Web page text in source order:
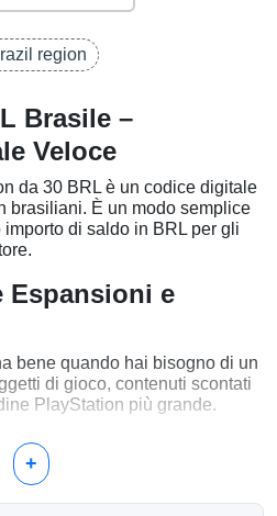
region
Brasile –
Veloce
da 30 BRL è un codice digitale
brasiliani. È un modo semplice
di saldo in BRL per gli
Espansioni e
bene quando hai bisogno di un
di gioco, contenuti scontati
PlayStation più grande.
30 BRL per
cosmetici
+